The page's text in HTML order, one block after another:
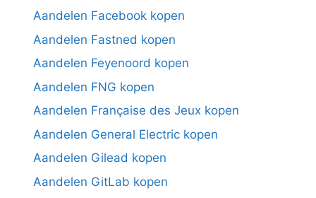
Aandelen Facebook kopen
Aandelen Fastned kopen
Aandelen Feyenoord kopen
Aandelen FNG kopen
Aandelen Française des Jeux kopen
Aandelen General Electric kopen
Aandelen Gilead kopen
Aandelen GitLab kopen